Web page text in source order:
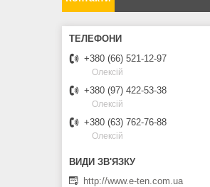
+380 (66) 521-12-97
Олексій
+380 (97) 422-53-38
Олексій
+380 (63) 762-76-88
Олексій
http://www.e-ten.com.ua